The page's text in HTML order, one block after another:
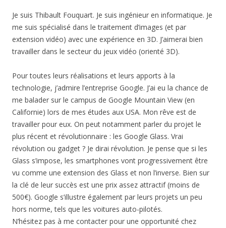
Je suis Thibault Fouquart. Je suis ingénieur en informatique. Je
me suis spécialisé dans le traitement d’images (et par
extension vidéo) avec une expérience en 3D. J’aimerai bien
travailler dans le secteur du jeux vidéo (orienté 3D).
Pour toutes leurs réalisations et leurs apports à la
technologie, j’admire l’entreprise Google. J’ai eu la chance de
me balader sur le campus de Google Mountain View (en
Californie) lors de mes études aux USA. Mon rêve est de
travailler pour eux. On peut notamment parler du projet le
plus récent et révolutionnaire : les Google Glass. Vrai
révolution ou gadget ? Je dirai révolution. Je pense que si les
Glass s’impose, les smartphones vont progressivement être
vu comme une extension des Glass et non l’inverse. Bien sur
la clé de leur succès est une prix assez attractif (moins de
500€). Google s’illustre également par leurs projets un peu
hors norme, tels que les voitures auto-pilotés.
N’hésitez pas à me contacter pour une opportunité chez